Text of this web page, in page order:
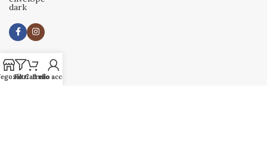
NEGOZIO
FiltriCarrello
Il mio account